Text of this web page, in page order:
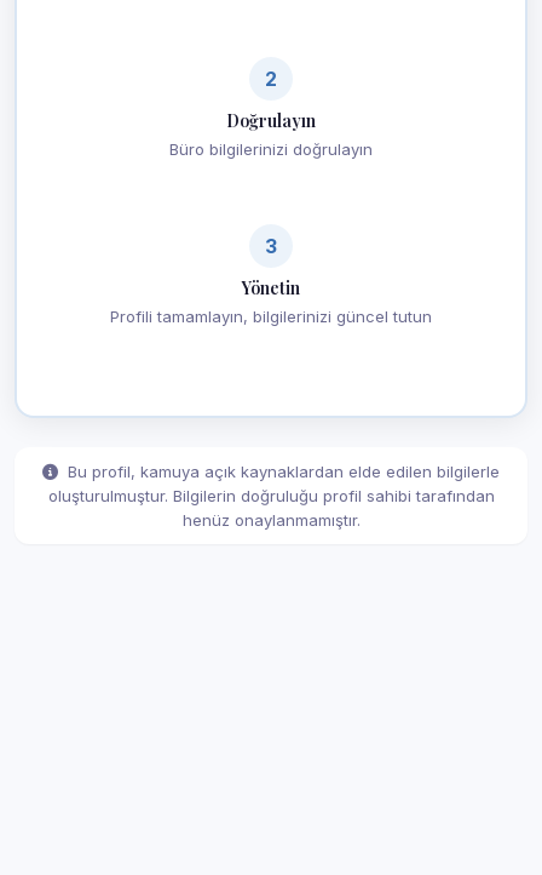
2
Doğrulayın
Büro bilgilerinizi doğrulayın
3
Yönetin
Profili tamamlayın, bilgilerinizi güncel tutun
Bu profil, kamuya açık kaynaklardan elde edilen bilgilerle
oluşturulmuştur. Bilgilerin doğruluğu profil sahibi tarafından
henüz onaylanmamıştır.